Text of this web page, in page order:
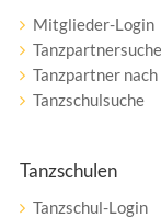
Mitglieder-Login
Tanzpartnersuche
Tanzpartner
Tanzschulsuche
Tanzschulen
Tanzschul-Login